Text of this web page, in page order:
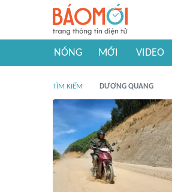
NÓNG MỚI VIDEO
TÌM KIẾM DƯƠNG QUANG